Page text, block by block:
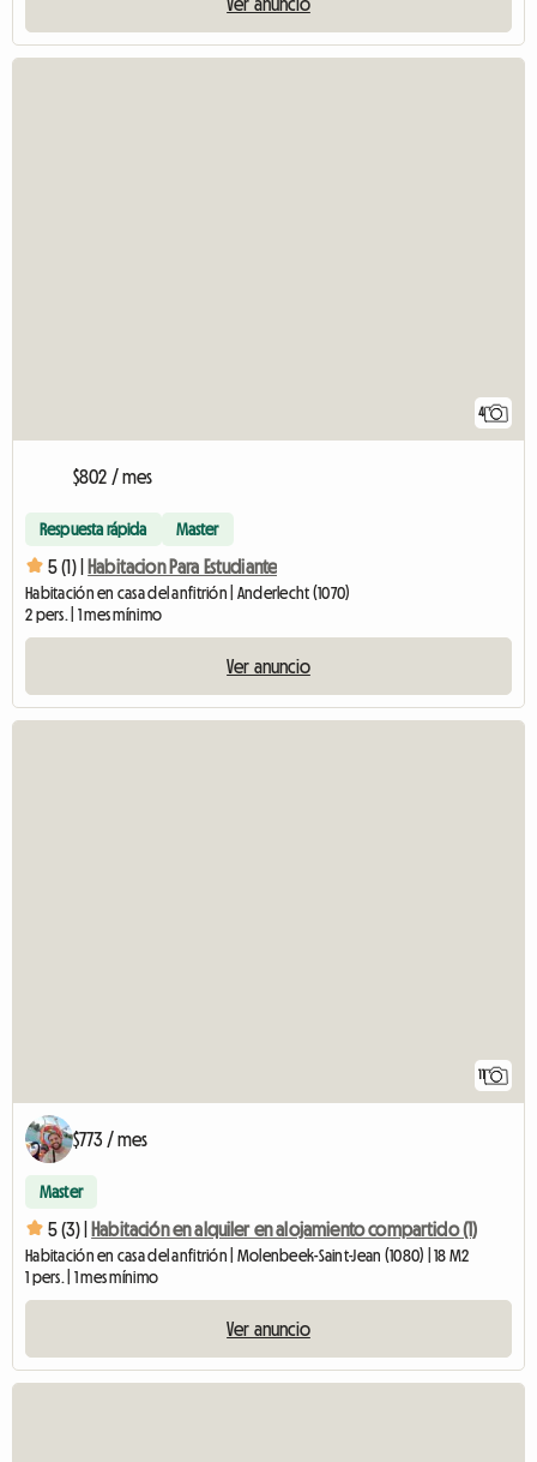
4
$802 / mes
Respuesta rápida Master
5 (1) | Habitacion Para Estudiante
Habitación en casa del anfitrión | Anderlecht (1070)
2 pers. | 1 mes mínimo
Ver anuncio
11
$773 / mes
Master
5 (3) | Habitación en alquiler en alojamiento compartido (1)
Habitación en casa del anfitrión | Molenbeek-Saint-Jean (1080) | 18 M2
1 pers. | 1 mes mínimo
Ver anuncio